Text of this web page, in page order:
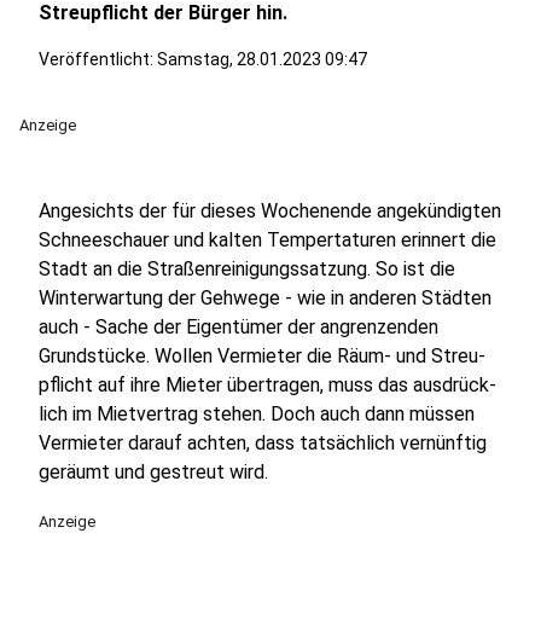
Streupflicht der Bürger hin.
Veröffentlicht: Samstag, 28.01.2023 09:47
Anzeige
Angesichts der für dieses Wochenende angekündigten
Schneeschauer und kalten Tempertaturen erinnert die
Stadt an die Straßenreinigungssatzung. So ist die
Winterwartung der Gehwege - wie in anderen Städten
auch - Sache der Eigentümer der angrenzenden
Grundstücke. Wollen Vermieter die Räum- und Streu­
pflicht auf ihre Mieter übertragen, muss das ausdrück­
lich im Miet­vertrag stehen. Doch auch dann müssen
Vermieter darauf achten, dass tatsäch­lich vernünftig
geräumt und gestreut wird.
Anzeige